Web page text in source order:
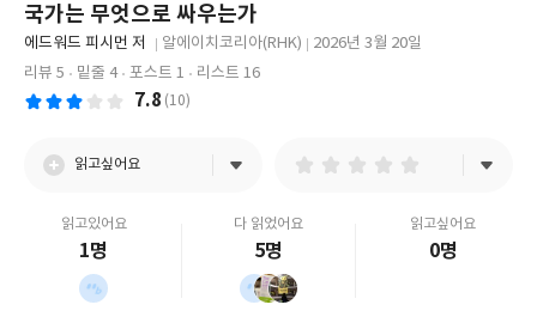
국가는 무엇으로 싸우는가
글
쓴
에드워드 피시먼 저
출
사
알에이치코리아(RHK)
2026년 3월 20일
리뷰 5
밑줄 4 포스트 1 리스트 16
7.8 (10)
읽고싶어요
읽고있어요
1명
다 읽었어요
5명
읽고싶어요
0명